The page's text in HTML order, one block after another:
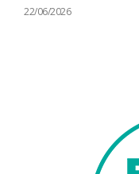
22/06/2026